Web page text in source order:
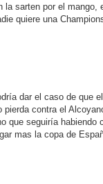
la sarten por el mango,
quiere una
dar el caso de que
contra el
que seguiría habiendo
mas la copa de